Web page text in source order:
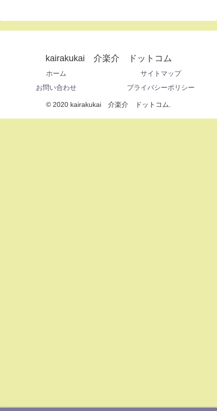
kairakukai 介楽介 ドットコム
ホーム
サイトマップ
お問い合わせ
プライバシーポリシー
© 2020 kairakukai 介楽介 ドットコム.